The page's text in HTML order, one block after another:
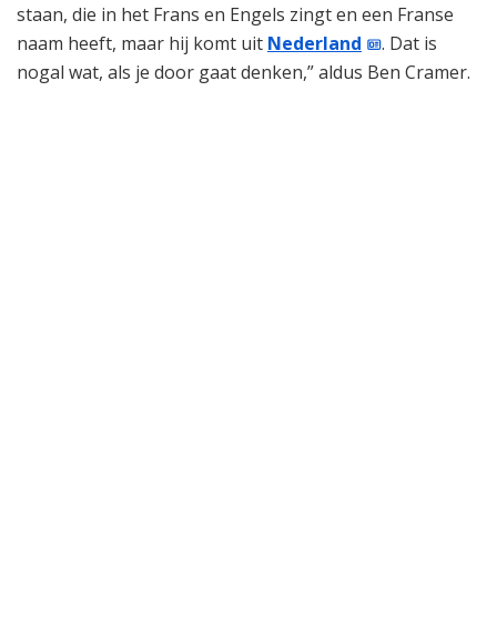
staan, die in het Frans en Engels zingt en een Franse
naam heeft, maar hij komt uit Nederland
. Dat is
nogal wat, als je door gaat denken,” aldus Ben Cramer.